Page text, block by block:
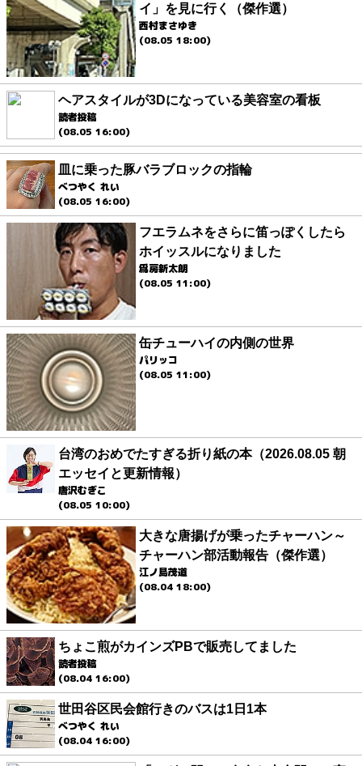
イ」を見に行く（傑作選）
西村まさゆき
(08.05 18:00)
ヘアスタイルが3Dになっている美容室の看板
読者投稿
(08.05 16:00)
皿に乗った豚バラブロックの指輪
べつやく れい
(08.05 16:00)
フエラムネをさらに笛っぽくしたら
ホイッスルになりました
爲房新太朗
(08.05 11:00)
缶チューハイの内側の世界
パリッコ
(08.05 11:00)
台湾のおめでたすぎる折り紙の本（2026.08.05 朝
エッセイと更新情報）
唐沢むぎこ
(08.05 10:00)
大きな唐揚げが乗ったチャーハン～
チャーハン部活動報告（傑作選）
江ノ島茂道
(08.04 18:00)
ちょこ煎がカインズPBで販売してました
読者投稿
(08.04 16:00)
世田谷区民会館行きのバスは1日1本
べつやく れい
(08.04 16:00)